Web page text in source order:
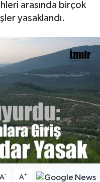
arasında birçok
yasaklandı.
A- A+